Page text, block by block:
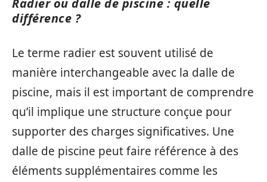
différence ?
Le terme radier est souvent utilisé de
manière interchangeable avec la dalle de
piscine, mais il est important de comprendre
qu’il implique une structure conçue pour
supporter des charges significatives. Une
dalle de piscine peut faire référence à des
éléments supplémentaires comme les